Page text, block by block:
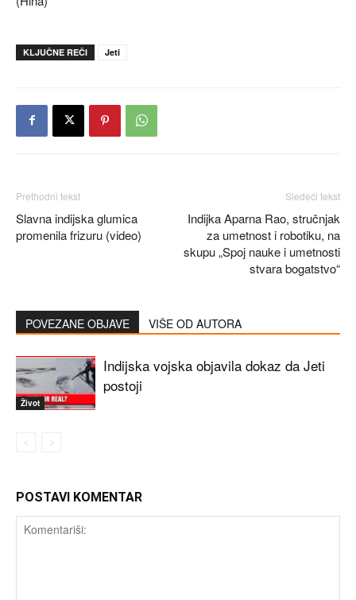
KLJUČNE REČI Jeti
Prethodni tekst
Slavna indijska glumica
promenila frizuru (video)
Sledeći tekst
Indijka Aparna Rao, stručnjak
za umetnost i robotiku, na
skupu „Spoj nauke i umetnosti
stvara bogatstvo“
POVEZANE OBJAVE VIŠE OD AUTORA
Život
Indijska vojska objavila dokaz da Jeti
postoji
POSTAVI KOMENTAR